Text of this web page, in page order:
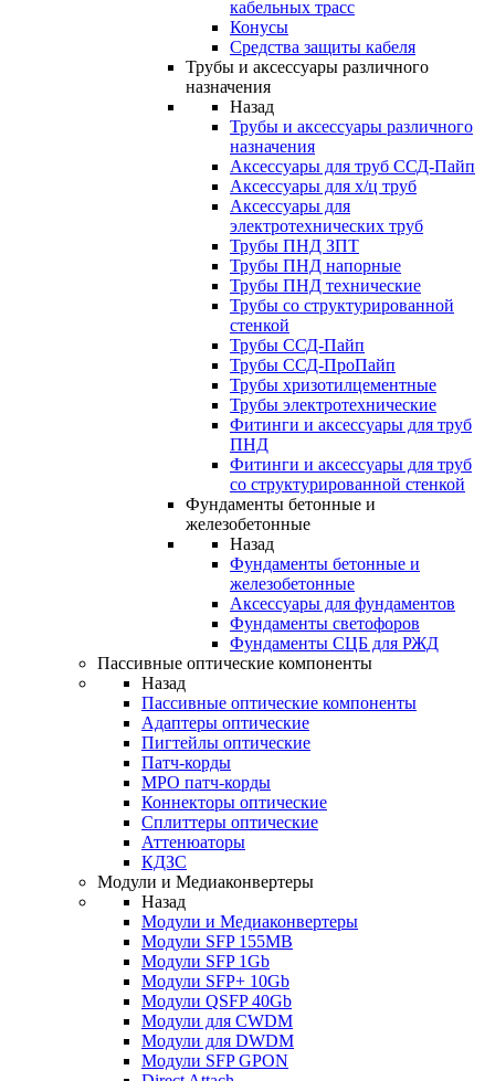
кабельных трасс
Конусы
Средства защиты кабеля
Трубы и аксессуары различного
назначения
Назад
Трубы и аксессуары различного
назначения
Аксессуары для труб ССД-Пайп
Аксессуары для х/ц труб
Аксессуары для
электротехнических труб
Трубы ПНД ЗПТ
Трубы ПНД напорные
Трубы ПНД технические
Трубы со структурированной
стенкой
Трубы ССД-Пайп
Трубы ССД-ПроПайп
Трубы хризотилцементные
Трубы электротехнические
Фитинги и аксессуары для труб
ПНД
Фитинги и аксессуары для труб
со структурированной стенкой
Фундаменты бетонные и
железобетонные
Назад
Фундаменты бетонные и
железобетонные
Аксессуары для фундаментов
Фундаменты светофоров
Фундаменты СЦБ для РЖД
Пассивные оптические компоненты
Назад
Пассивные оптические компоненты
Адаптеры оптические
Пигтейлы оптические
Патч-корды
MPO патч-корды
Коннекторы оптические
Сплиттеры оптические
Аттенюаторы
КДЗС
Модули и Медиаконвертеры
Назад
Модули и Медиаконвертеры
Модули SFP 155MB
Модули SFP 1Gb
Модули SFP+ 10Gb
Модули QSFP 40Gb
Модули для CWDM
Модули для DWDM
Модули SFP GPON